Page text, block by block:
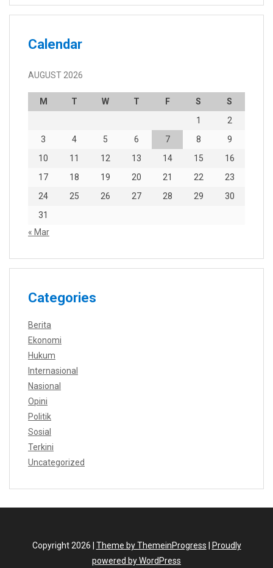
Calendar
AUGUST 2026
M T W T F S
S
1
2
3
4 5 6 7 8
9
10
11 12 13 14 15
16
17
18 19 20 21 22
23
24
25 26 27 28 29
30
31
« Mar
Categories
Berita
Ekonomi
Hukum
Internasional
Nasional
Opini
Politik
Sosial
Terkini
Uncategorized
Copyright 2026 | Theme by ThemeinProgress
Proudly
powered by WordPress